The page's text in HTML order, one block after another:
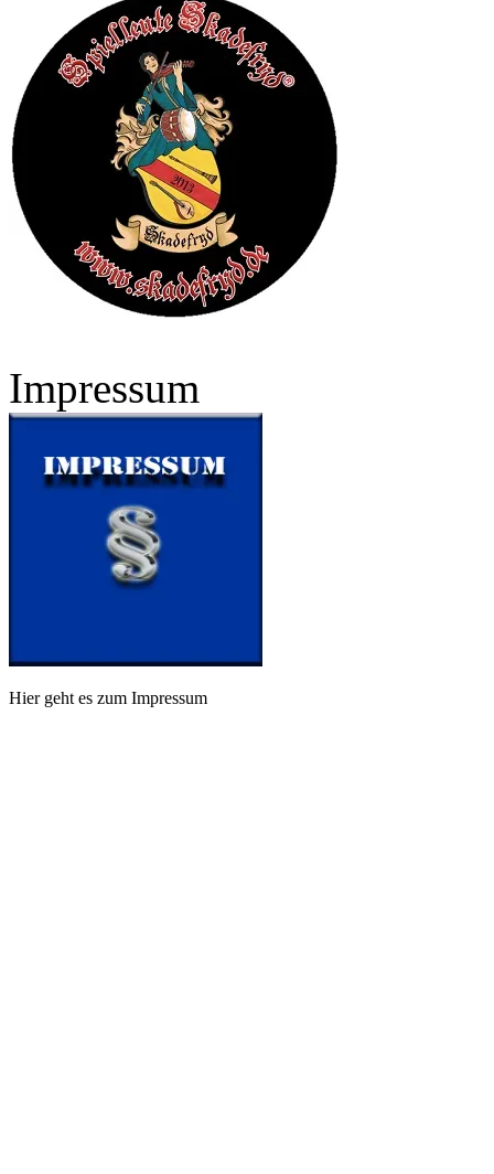
Impressum
Hier geht es zum Impressum